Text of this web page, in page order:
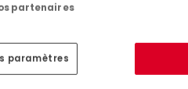
partenaires
paramètres